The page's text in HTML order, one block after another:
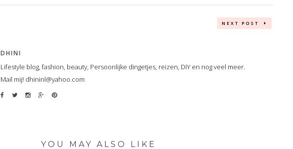
NEXT POST
DHINI
Lifestyle blog, fashion, beauty, Persoonlijke dingetjes, reizen, DIY en nog veel meer.
Mail mij! dhininl@yahoo.com
YOU MAY ALSO LIKE